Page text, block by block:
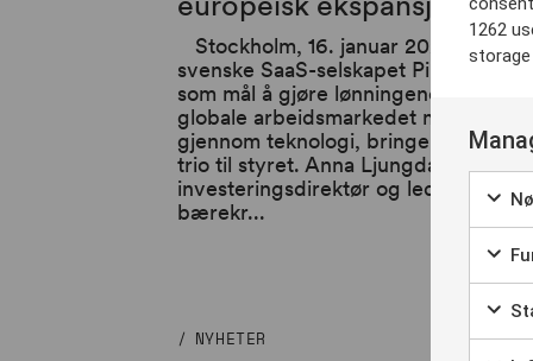
Stockholm, 16. januar 2023 – Det
svenske SaaS-selskapet Pihr, som
som mål å gjøre lønningene på det
globale arbeidsmarkedet mer like
gjennom teknologi, bringer en tung
trio til styret. Anna Ljungdahl,
investeringsdirektør og leder for
bærekr...
NYHETER
1262